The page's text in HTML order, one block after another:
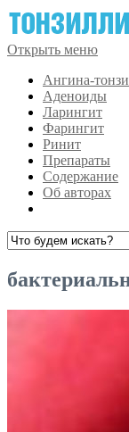
Открыть меню
Ангина-
Аденоиды
Ларингит
Фарингит
Ринит
Препараты
Содержание
Об авторах